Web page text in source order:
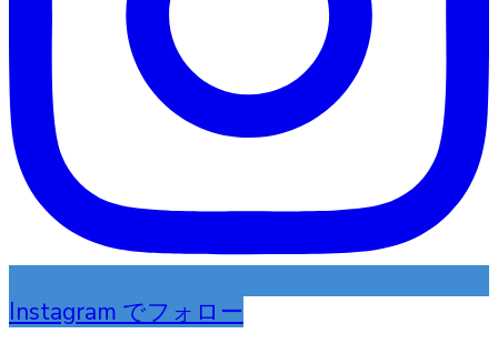
Instagram でフォロー